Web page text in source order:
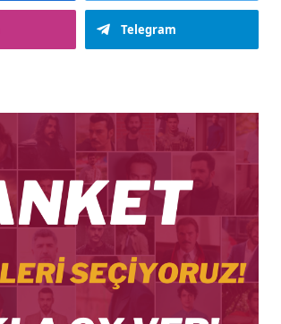
Telegram